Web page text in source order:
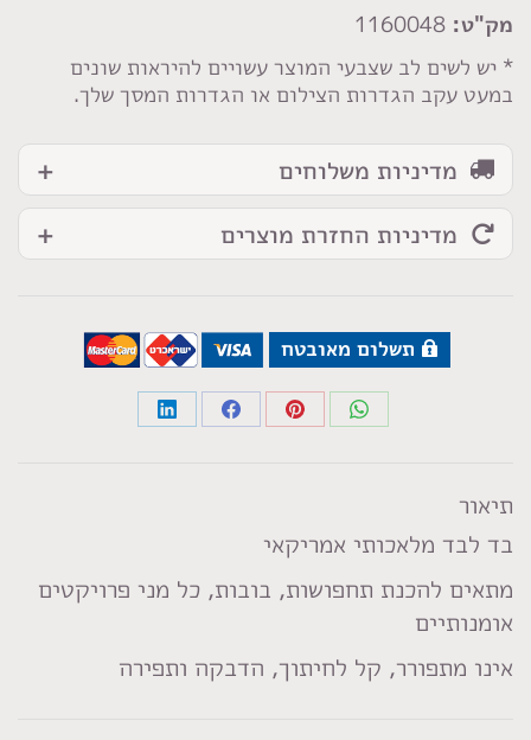
מק"ט:
* יש לשים לב שצבעי המוצר עשויים להיראות שונים
במעט עקב הגדרות הצילום או הגדרות המסך שלך.
מדיניות משלוחים
מדיניות החזרת מוצרים
תשלום מאובטח
Share
Share
Share
Share
תיאור
בד לבד מלאכותי אמריקאי
מתאים להכנת תחפושות, בובות, כל מני פרויקטים
אומנותיים
אינו מתפורר, קל לחיתוך, הדבקה ותפירה